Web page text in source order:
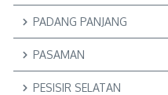
PADANG PANJANG
PASAMAN
PESISIR SELATAN